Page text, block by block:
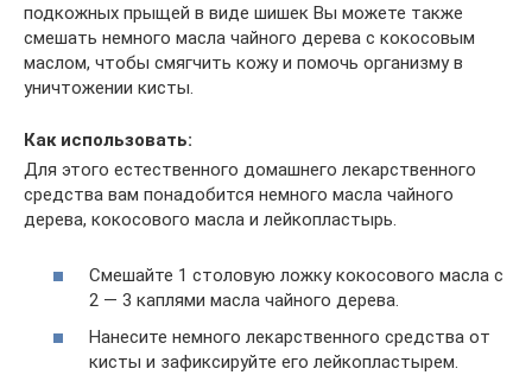
подкожных прыщей в виде шишек Вы можете также
смешать немного масла чайного дерева с кокосовым
маслом, чтобы смягчить кожу и помочь организму в
уничтожении кисты.
Как использовать:
Для этого естественного домашнего лекарственного
средства вам понадобится немного масла чайного
дерева, кокосового масла и лейкопластырь.
Смешайте 1 столовую ложку кокосового масла с
2 — 3 каплями масла чайного дерева.
Нанесите немного лекарственного средства от
кисты и зафиксируйте его лейкопластырем.